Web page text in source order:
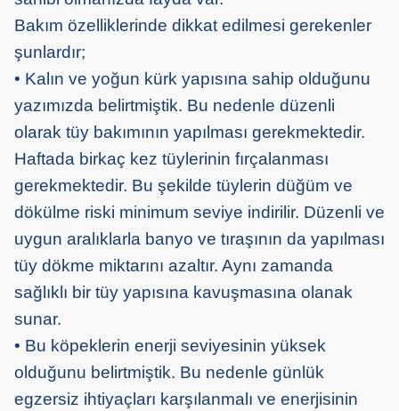
Bakım özelliklerinde dikkat edilmesi gerekenler
şunlardır;
• Kalın ve yoğun kürk yapısına sahip olduğunu
yazımızda belirtmiştik. Bu nedenle düzenli
olarak tüy bakımının yapılması gerekmektedir.
Haftada birkaç kez tüylerinin fırçalanması
gerekmektedir. Bu şekilde tüylerin düğüm ve
dökülme riski minimum seviye indirilir. Düzenli ve
uygun aralıklarla banyo ve tıraşının da yapılması
tüy dökme miktarını azaltır. Aynı zamanda
sağlıklı bir tüy yapısına kavuşmasına olanak
sunar.
• Bu köpeklerin enerji seviyesinin yüksek
olduğunu belirtmiştik. Bu nedenle günlük
egzersiz ihtiyaçları karşılanmalı ve enerjisinin